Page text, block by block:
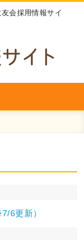
会採用情報サイ
6更新）